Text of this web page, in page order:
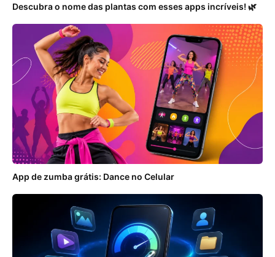
Descubra o nome das plantas com esses apps incríveis! 🌿
App de zumba grátis: Dance no Celular